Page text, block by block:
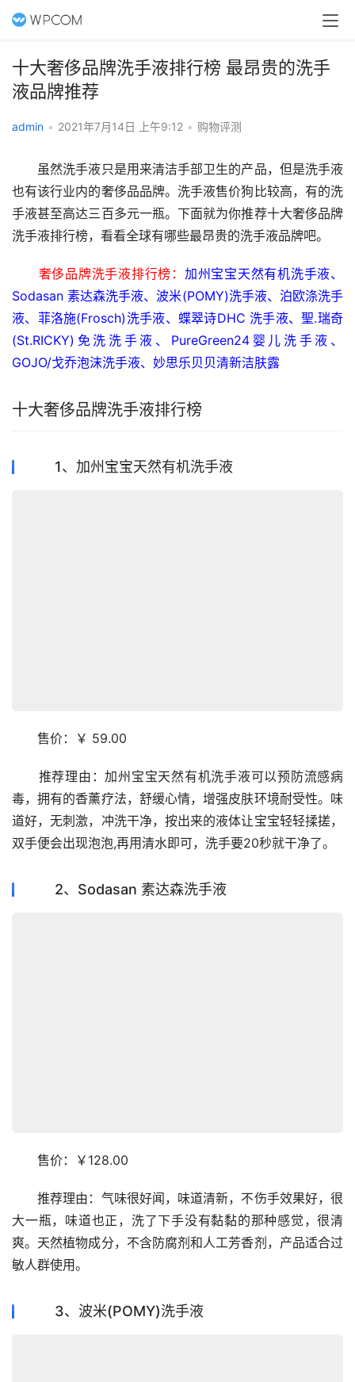
十大奢侈品牌洗手液排行榜 最昂贵的洗手
液品牌推荐
admin • 2021年7月14日 上午9:12 • 购物评测
虽然洗手液只是用来清洁手部卫生的产品，但是洗手液
也有该行业内的奢侈品品牌。洗手液售价狗比较高，有的洗
手液甚至高达三百多元一瓶。下面就为你推荐十大奢侈品牌
洗手液排行榜，看看全球有哪些最昂贵的洗手液品牌吧。
奢侈品牌洗手液排行榜： 加州宝宝天然有机洗手液、
Sodasan 素达森洗手液、波米(POMY)洗手液、泊欧涤洗手
液、菲洛施(Frosch)洗手液、蝶翠诗DHC 洗手液、聖.瑞奇
(St.RICKY)免洗洗手液、PureGreen24婴儿洗手液、
GOJO/戈乔泡沫洗手液、妙思乐贝贝清新洁肤露
十大奢侈品牌洗手液排行榜
1、加州宝宝天然有机洗手液
售价：￥ 59.00
推荐理由：加州宝宝天然有机洗手液可以预防流感病
毒，拥有的香薰疗法，舒缓心情，增强皮肤环境耐受性。味
道好，无刺激，冲洗干净，按出来的液体让宝宝轻轻揉搓，
双手便会出现泡泡,再用清水即可，洗手要20秒就干净了。
2、Sodasan 素达森洗手液
售价：￥128.00
推荐理由：气味很好闻，味道清新，不伤手效果好，很
大一瓶，味道也正，洗了下手没有黏黏的那种感觉，很清
爽。天然植物成分，不含防腐剂和人工芳香剂，产品适合过
敏人群使用。
3、波米(POMY)洗手液